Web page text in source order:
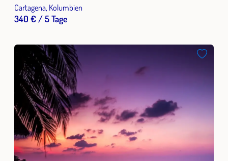
Cartagena, Kolumbien
340 € / 5 Tage